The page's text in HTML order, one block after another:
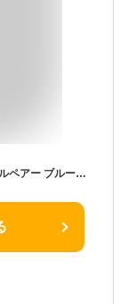
あこや真珠イヤリング パール 7mm-7.5mm パールペアー ブルーグレーカラー 黒真珠 スタッド 一粒 フォーマル 冠婚葬祭 葬儀 法事 葬式 13077-2